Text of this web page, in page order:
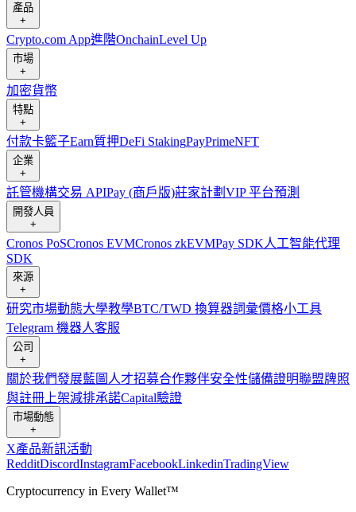
產品
+
Crypto.com App進階OnchainLevel Up
市場
+
加密貨幣
特點
+
付款卡籃子Earn質押DeFi StakingPayPrimeNFT
企業
+
託管機構交易 APIPay (商戶版)莊家計劃 VIP 平台預測
開發人員
+
Cronos PoSCronos EVMCronos zkEVMPay SDK人工智能代理
SDK
來源
+
研究市場動態大學教學BTC/TWD 換算器詞彙價格小工具
Telegram 機器人客服
公司
+
關於我們發展藍圖 人才招募合作夥伴安全性儲備證明聯盟牌照
與註冊 上架減排承諾Capital驗證
市場動態
+
X產品新訊活動
RedditDiscordInstagramFacebookLinkedinTradingView
Cryptocurrency in Every Wallet™